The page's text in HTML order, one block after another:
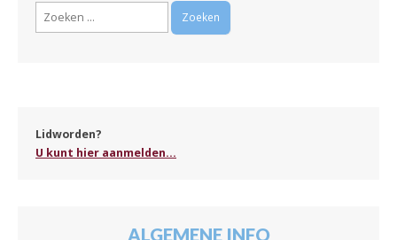
Zoeken
Lidworden?
U kunt hier aanmelden...
ALGEMENE INFO